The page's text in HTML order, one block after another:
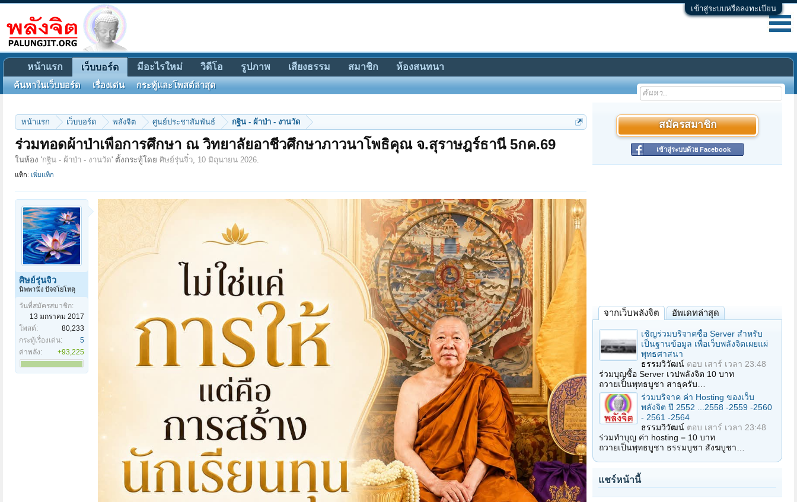
เข้าสู่ระบบหรือลงทะเบียน
หน้าแรก เว็บบอร์ด พลังจิต ศูนย์ประชาสัมพันธ์ กฐิน - ผ้าป่า - งานวัด
ร่วมทอดผ้าป่าเพื่อการศึกษา ณ วิทยาลัยอาชีวศึกษาภาวนาโพธิคุณ จ.สุราษฎร์ธานี 5กค.69
ในห้อง 'กฐิน - ผ้าป่า - งานวัด' ตั้งกระทู้โดย ศิษย์รุ่นจิ๋ว, 10 มิถุนายน 2026.
แท็ก: เพิ่มแท็ก
ศิษย์รุ่นจิ๋ว
นิพพานัง ปัจจโยโหตุ
วันที่สมัครสมาชิก:
13 มกราคม 2017
โพสต์:
80,233
กระทู้เรื่องเด่น:
5
ค่าพลัง:
+93,225
สมัครสมาชิก
เข้าสู่ระบบด้วย Facebook
จากเว็บพลังจิต อัพเดทล่าสุด
เชิญร่วมบริจาคซื้อ Server สำหรับ
เป็นฐานข้อมูล เพื่อเว็บพลังจิตเผยแผ่
พุทธศาสนา
ธรรมวิวัฒน์ ตอบ เสาร์ เวลา 23:48
ร่วมบุญซื้อ Server เวปพลังจิต 10 บาท
ถวายเป็นพุทธบูชา สาธุครับ…
ร่วมบริจาค ค่า Hosting ของเว็บ
พลังจิต ปี 2552 ...2558 -2559 -2560
- 2561 -2564
ธรรมวิวัฒน์ ตอบ เสาร์ เวลา 23:48
ร่วมทำบุญ ค่า hosting = 10 บาท
ถวายเป็นพุทธบูชา ธรรมบูชา สังฆบูชา…
แชร์หน้านี้
หน้าแรก เว็บบอร์ด
ค้นหาในเว็บบอร์ด เรื่องเด่น กระทู้และโพสต์ล่าสุด
มีอะไรใหม่ วิดีโอ รูปภาพ เสียงธรรม สมาชิก ห้องสนทนา